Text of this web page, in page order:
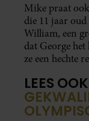
Mike praat
die 11 jaar
William, een
dat George
ze een hechte
LEES